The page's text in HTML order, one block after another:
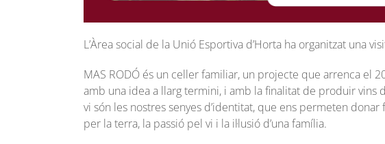
L’Àrea social de la Unió Esportiva d’Horta ha organitzat una
MAS RODÓ és un celler familiar, un projecte que arrenca el
amb una idea a llarg termini, i amb la finalitat de produir vins
vi són les nostres senyes d’identitat, que ens permeten
per la terra, la passió pel vi i la il·lusió d’una família.